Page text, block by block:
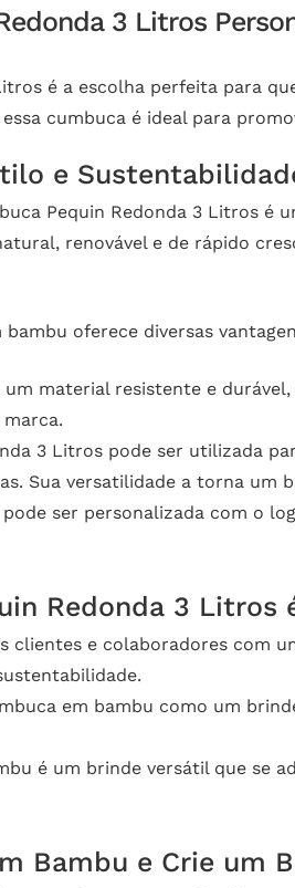
3 Litros
é a escolha perfeita para
cumbuca é ideal para
e
Pequin Redonda 3 Litros
renovável e de rápido
oferece diversas
um material resistente e
3 Litros pode ser utilizada
Sua versatilidade a torna
ser personalizada com o
Redonda 3 Litros
clientes e colaboradores com
em bambu como um
é um brinde versátil que se
Bambu e Crie um